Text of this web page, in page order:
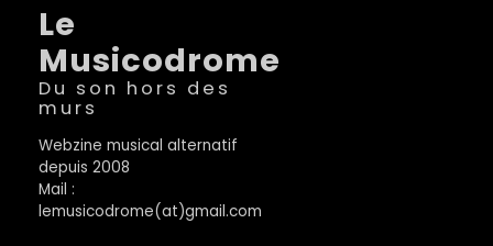
Le
Musicodrome
Du son hors des
murs
Webzine musical alternatif
depuis 2008
Mail :
lemusicodrome(at)gmail.com